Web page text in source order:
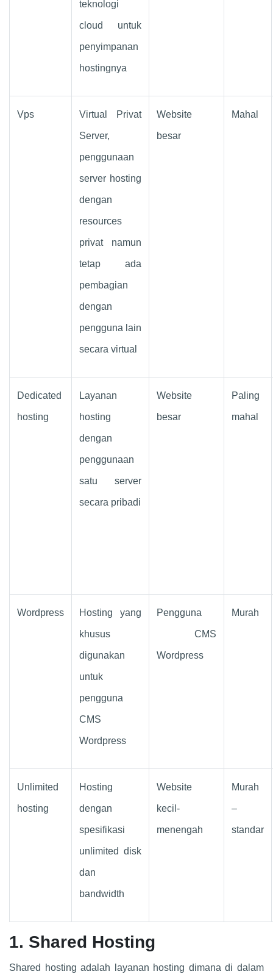
teknologi
cloud untuk
penyimpanan
hostingnya
Vps Virtual Privat
Server,
penggunaan
server hosting
dengan
resources
privat namun
tetap ada
pembagian
dengan
pengguna lain
secara virtual
Website
besar
Mahal
Dedicated
hosting
Layanan
hosting
dengan
penggunaan
satu server
secara pribadi
Website
besar
Paling
mahal
Wordpress Hosting yang
khusus
digunakan
untuk
pengguna
CMS
Wordpress
Pengguna
CMS
Wordpress
Murah
Unlimited
hosting
Hosting
dengan
spesifikasi
unlimited disk
dan
bandwidth
Website
kecil-
menengah
Murah
–
standar
1. Shared Hosting
Shared hosting adalah layanan hosting dimana di dalam